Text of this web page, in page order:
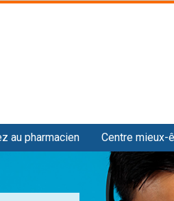
au pharmacien Centre mieux-